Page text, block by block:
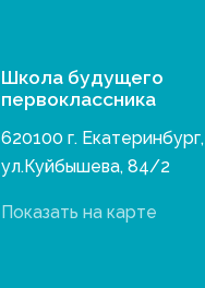
Школа будущего
первоклассника
620100 г. Екатеринбург,
ул.Куйбышева, 84/2
Показать на карте